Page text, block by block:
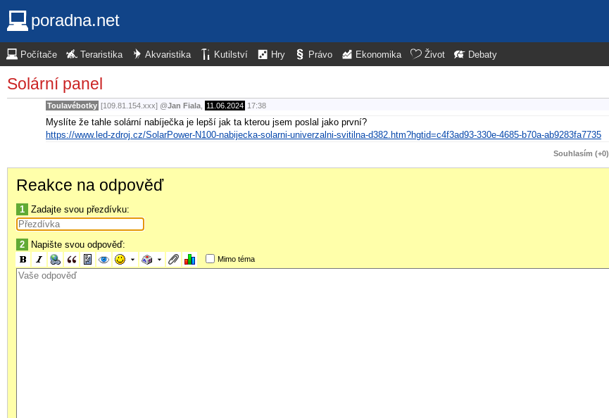
poradna.net
Počítače Teraristika Akvaristika Kutilství Hry Právo Ekonomika Život Debaty
Solární panel
Toulavébotky [109.81.154.xxx] @Jan Fiala 11.06.2024 17:38
Myslíte že tahle solární nabíječka je lepší jak ta kterou jsem poslal jako první?
https://www.led-zdroj.cz/SolarPower-N100-nabijecka-solarni-univerzalni-svitilna-d382.htm?hgtid=c4f3ad93-330e-4685-b70a-ab9283fa7735
Souhlasím (+0)
Reakce na odpověď
1 Zadajte svou přezdívku:
2 Napište svou odpověď:
Mimo téma